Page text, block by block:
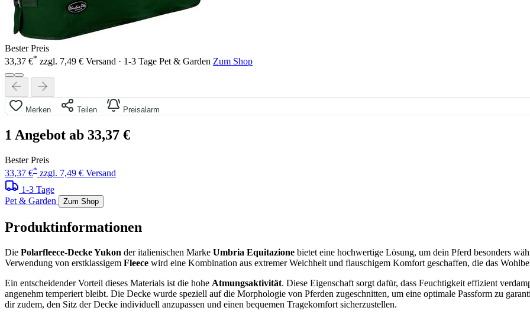
Bester Preis
33,37 €* zzgl. 7,49 € Versand · 1-3 Tage Pet & Garden Zum Shop
Merken Teilen Preisalarm
1 Angebot ab 33,37 €
Bester Preis
33,37 €* zzgl. 7,49 € Versand
1-3 Tage
Pet & Garden
Zum Shop
Produktinformationen
Die Polarfleece-Decke Yukon der italienischen Marke Umbria Equitazione bietet eine hochwertige Lösung, um dein Pferd besonders
Verwendung von erstklassigem Fleece wird eine Kombination aus extremer Weichheit und flauschigem Komfort geschaffen, die das
Ein entscheidender Vorteil dieses Materials ist die hohe Atmungsaktivität. Diese Eigenschaft sorgt dafür, dass Feuchtigkeit effizient
angenehm temperiert bleibt. Die Decke wurde speziell auf die Morphologie von Pferden zugeschnitten, um eine optimale Passform zu
dir zudem, den Sitz der Decke individuell anzupassen und einen bequemen Tragekomfort sicherzustellen.